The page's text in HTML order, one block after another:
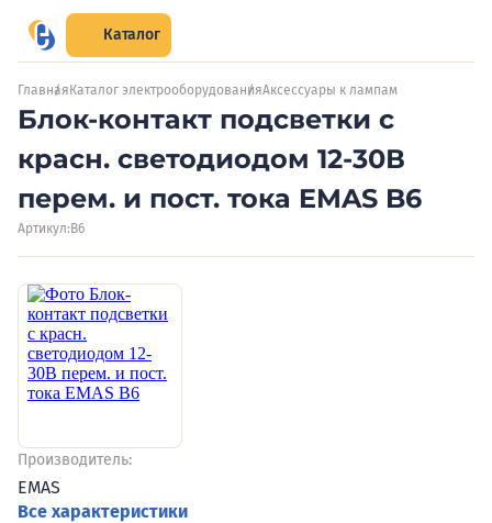
Каталог
Главная Каталог электрооборудованияАксессуары к лампам
Блок-контакт подсветки с
красн. светодиодом 12-30В
перем. и пост. тока EMAS B6
Артикул: B6
Производитель:
EMAS
Все характеристики